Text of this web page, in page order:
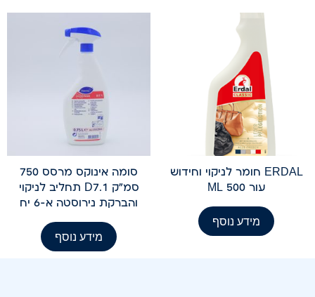
ERDAL חומר לניקוי וחידוש
עור 500 ML
מידע נוסף
סומה אינוקס מרסס 750
סמ"ק D7.1 תחליב לניקוי
והברקת נירוסטה א-6 יח
מידע נוסף